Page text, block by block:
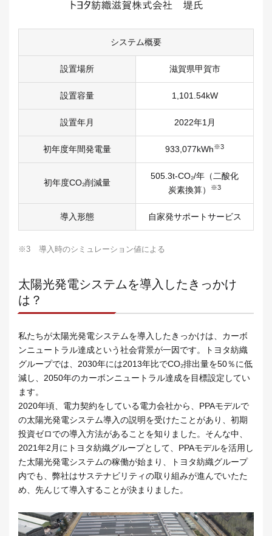
システム概要
設置場所 滋賀県甲賀市
設置容量 1,101.54kW
設置年月 2022年1月
初年度年間発電量 933,077kWh※3
初年度CO₂削減量
505.3t-CO₂/年（二酸化
炭素換算）
※3
導入形態 自家発サポートサービス
※3 導入時のシミュレーション値による
太陽光発電システムを導入したきっかけ
は？
私たちが太陽光発電システムを導入したきっかけは、カーボ
ンニュートラル達成という社会背景が一因です。トヨタ紡織
グループでは、2030年には2013年比でCO₂排出量を50％に低
減し、2050年のカーボンニュートラル達成を目標設定してい
ます。
2020年頃、電力契約をしている電力会社から、PPAモデルで
の太陽光発電システム導入の説明を受けたことがあり、初期
投資ゼロでの導入方法があることを知りました。そんな中、
2021年2月にトヨタ紡織グループとして、PPAモデルを活用し
た太陽光発電システムの稼働が始まり、トヨタ紡織グループ
内でも、弊社はサステナビリティの取り組みが進んでいたた
め、先んじて導入することが決まりました。